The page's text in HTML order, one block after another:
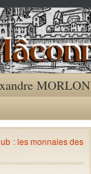
MORLON
: les monnaies des